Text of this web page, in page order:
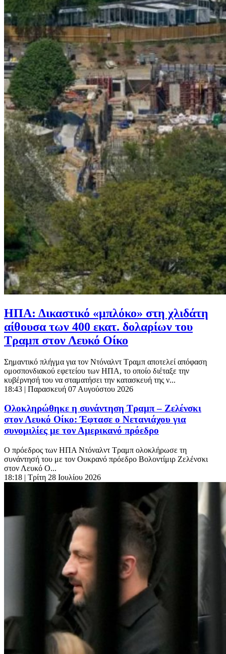
ΗΠΑ: Δικαστικό «μπλόκο» στη χλιδάτη
αίθουσα των 400 εκατ. δολαρίων του
Τραμπ στον Λευκό Οίκο
Σημαντικό πλήγμα για τον Ντόναλντ Τραμπ αποτελεί απόφαση
ομοσπονδιακού εφετείου των ΗΠΑ, το οποίο διέταξε την
κυβέρνησή του να σταματήσει την κατασκευή της ν...
18:43 | Παρασκευή 07 Αυγούστου 2026
Ολοκληρώθηκε η συνάντηση Τραμπ – Ζελένσκι
στον Λευκό Οίκο: Έφτασε ο Νετανιάχου για
συνομιλίες με τον Αμερικανό πρόεδρο
Ο πρόεδρος των ΗΠΑ Ντόναλντ Τραμπ ολοκλήρωσε τη
συνάντησή του με τον Ουκρανό πρόεδρο Βολοντίμιρ Ζελένσκι
στον Λευκό Ο...
18:18 | Τρίτη 28 Ιουλίου 2026